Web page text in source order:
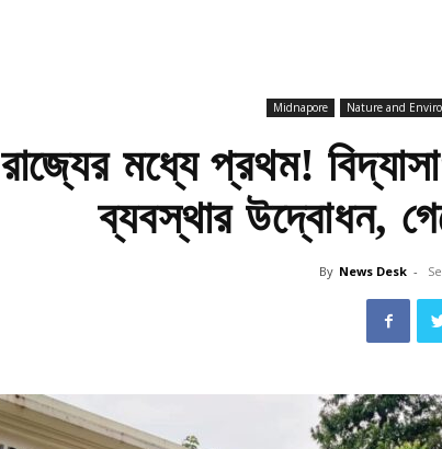
Midnapore Nature and
রাজ্যের মধ্যে প্রথম!
ব্যবস্থার উদ্বোধন,
By News Desk -